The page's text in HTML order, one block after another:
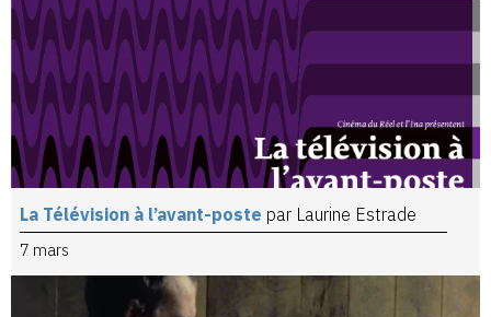
La Télévision à l’avant-poste par Laurine Estrade
7 mars